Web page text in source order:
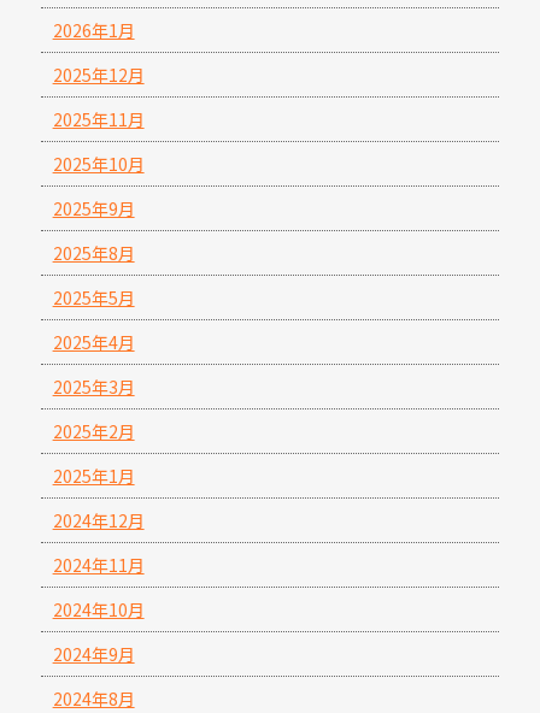
2026年1月
2025年12月
2025年11月
2025年10月
2025年9月
2025年8月
2025年5月
2025年4月
2025年3月
2025年2月
2025年1月
2024年12月
2024年11月
2024年10月
2024年9月
2024年8月